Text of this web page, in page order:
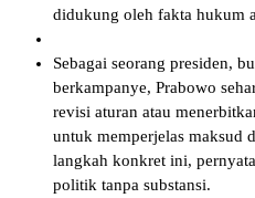
didukung oleh fakta hukum
Sebagai seorang presiden,
berkampanye, Prabowo
revisi aturan atau
untuk memperjelas maksud
langkah konkret ini,
politik tanpa substansi.